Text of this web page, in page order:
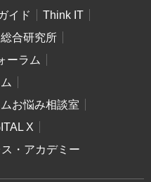
イド
Think IT
合研究所
ーラム
お悩み相談室
X
・アカデミー